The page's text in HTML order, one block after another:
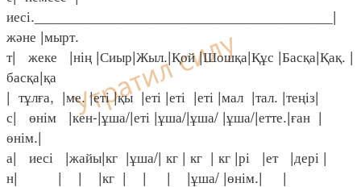
иесі._____________________________________|
және |мырт.
т| жеке |нің |Сиыр|Жыл.|Қой |Шошқа|Құс |Басқа|Қақ. |
басқа|қа
| тұлға, |ме. |еті |қы |еті |еті |еті |мал |тал. |теңіз|
с| өнім |кен-|ұша/|еті |ұша/|ұша/ |ұша/|етте.|ған |
өнім.|
а| иесі |жайы|кг |ұша/| кг | кг | кг |рі |ет |дері |
н| | | |кг | | | |ұша/ |өнім.| |